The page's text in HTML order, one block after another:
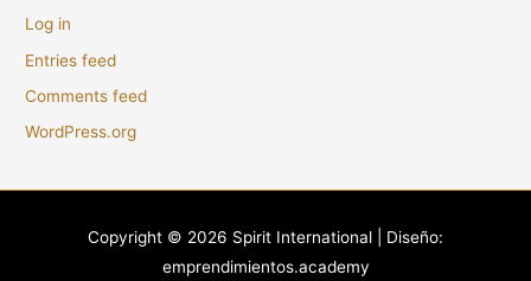
Log in
Entries feed
Comments feed
WordPress.org
Copyright © 2026 Spirit International | Diseño:
emprendimientos.academy